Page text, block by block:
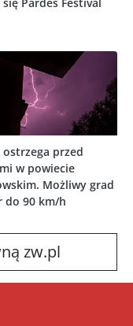
ostrzega przed
w powiecie
Możliwy grad
do 90 km/h
zw.pl